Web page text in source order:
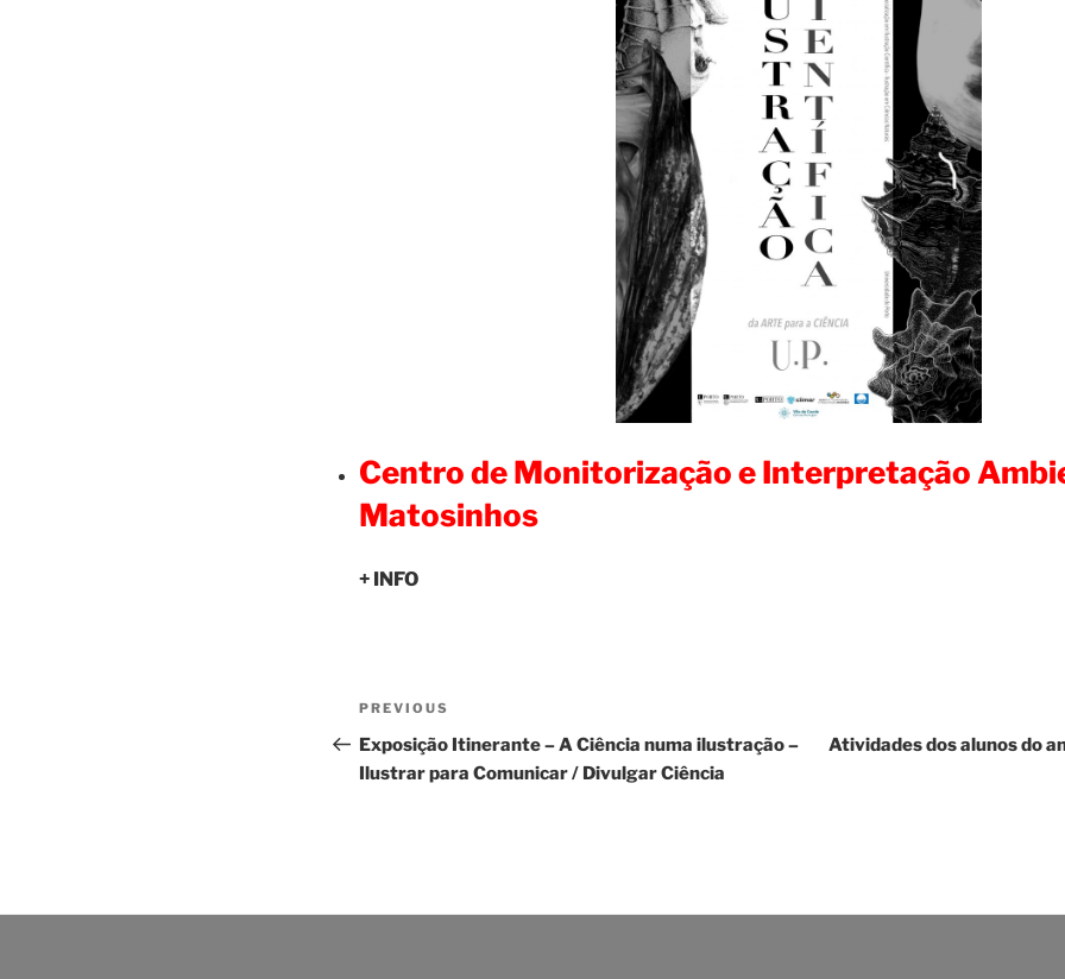
Centro de Monitorização e Interpretação
Matosinhos
+ INFO
Navegação
de
artigos
Previous
Post
PREVIOUS
Exposição Itinerante – A Ciência numa ilustração –
Ilustrar para Comunicar / Divulgar Ciência
Atividades dos alunos do